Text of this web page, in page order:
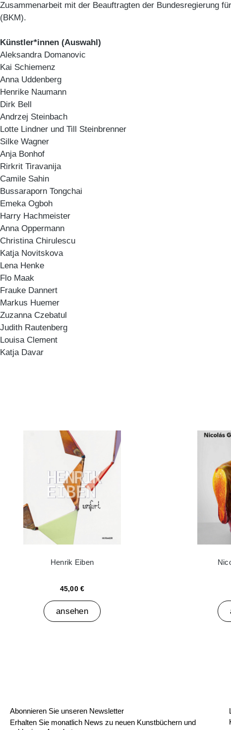
Zusammenarbeit mit der Beauftragten der Bundesregierung
(BKM).
Künstler*innen (Auswahl)
Aleksandra Domanovic
Kai Schiemenz
Anna Uddenberg
Henrike Naumann
Dirk Bell
Andrzej Steinbach
Lotte Lindner und Till Steinbrenner
Silke Wagner
Anja Bonhof
Rirkrit Tiravanija
Camile Sahin
Bussaraporn Tongchai
Emeka Ogboh
Harry Hachmeister
Anna Oppermann
Christina Chirulescu
Katja Novitskova
Lena Henke
Flo Maak
Frauke Dannert
Markus Huemer
Zuzanna Czebatul
Judith Rautenberg
Louisa Clement
Katja Davar
Henrik Eiben
45,00 €
ansehen
Abonnieren Sie unseren Newsletter
Erhalten Sie monatlich News zu neuen Kunstbüchern und